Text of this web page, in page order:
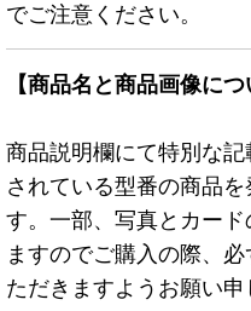
でご注意ください。
【商品名と商品画像につ
商品説明欄にて特別な
されている型番の商品
す。一部、写真とカー
ますのでご購入の際、
ただきますようお願い申